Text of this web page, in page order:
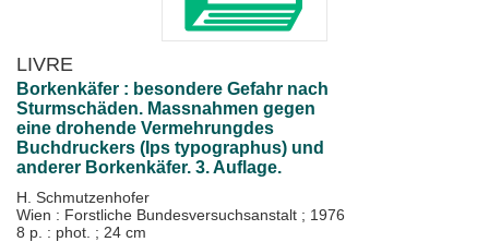
LIVRE
Borkenkäfer : besondere Gefahr nach
Sturmschäden. Massnahmen gegen
eine drohende Vermehrungdes
Buchdruckers (Ips typographus) und
anderer Borkenkäfer. 3. Auflage.
H. Schmutzenhofer
Wien : Forstliche Bundesversuchsanstalt ; 1976
8 p. : phot. ; 24 cm